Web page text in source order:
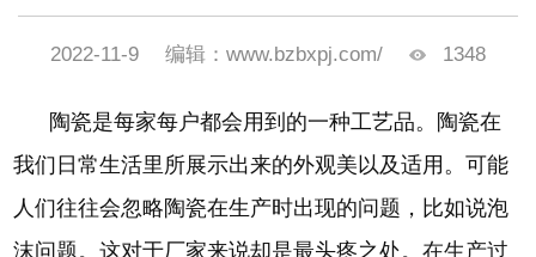
2022-11-9 编辑：www.bzbxpj.com/ 1348
陶瓷是每家每户都会用到的一种工艺品。陶瓷在
我们日常生活里所展示出来的外观美以及适用。可能
人们往往会忽略陶瓷在生产时出现的问题，比如说泡
沫问题。这对于厂家来说却是最头疼之处。在生产过